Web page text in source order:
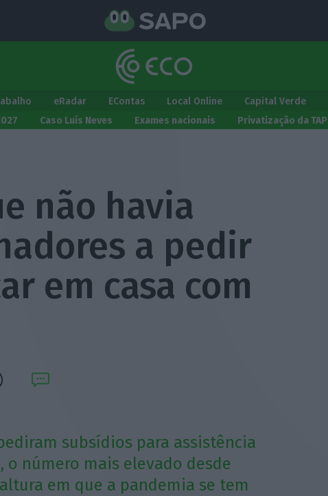
eRadar EContas Local Online Capital Verde
Caso Luís Neves Exames nacionais Privatização da TAP
não havia
a pedir
em casa com
subsídios para assistência
o número mais elevado desde
em que a pandemia se tem